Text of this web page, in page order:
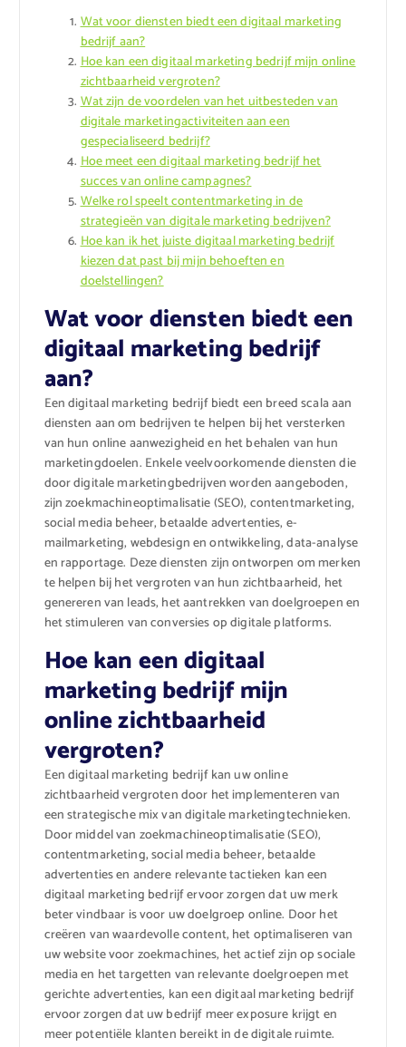
Wat voor diensten biedt een digitaal marketing
bedrijf aan?
Hoe kan een digitaal marketing bedrijf mijn online
zichtbaarheid vergroten?
Wat zijn de voordelen van het uitbesteden van
digitale marketingactiviteiten aan een
gespecialiseerd bedrijf?
Hoe meet een digitaal marketing bedrijf het
succes van online campagnes?
Welke rol speelt contentmarketing in de
strategieën van digitale marketing bedrijven?
Hoe kan ik het juiste digitaal marketing bedrijf
kiezen dat past bij mijn behoeften en
doelstellingen?
Wat voor diensten biedt een
digitaal marketing bedrijf
aan?
Een digitaal marketing bedrijf biedt een breed scala aan
diensten aan om bedrijven te helpen bij het versterken
van hun online aanwezigheid en het behalen van hun
marketingdoelen. Enkele veelvoorkomende diensten die
door digitale marketingbedrijven worden aangeboden,
zijn zoekmachineoptimalisatie (SEO), contentmarketing,
social media beheer, betaalde advertenties, e-
mailmarketing, webdesign en ontwikkeling, data-analyse
en rapportage. Deze diensten zijn ontworpen om merken
te helpen bij het vergroten van hun zichtbaarheid, het
genereren van leads, het aantrekken van doelgroepen en
het stimuleren van conversies op digitale platforms.
Hoe kan een digitaal
marketing bedrijf mijn
online zichtbaarheid
vergroten?
Een digitaal marketing bedrijf kan uw online
zichtbaarheid vergroten door het implementeren van
een strategische mix van digitale marketingtechnieken.
Door middel van zoekmachineoptimalisatie (SEO),
contentmarketing, social media beheer, betaalde
advertenties en andere relevante tactieken kan een
digitaal marketing bedrijf ervoor zorgen dat uw merk
beter vindbaar is voor uw doelgroep online. Door het
creëren van waardevolle content, het optimaliseren van
uw website voor zoekmachines, het actief zijn op sociale
media en het targetten van relevante doelgroepen met
gerichte advertenties, kan een digitaal marketing bedrijf
ervoor zorgen dat uw bedrijf meer exposure krijgt en
meer potentiële klanten bereikt in de digitale ruimte.